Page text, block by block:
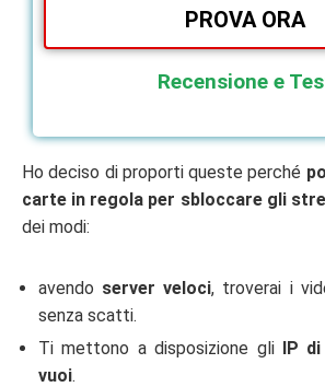
PROVA ORA
Recensione e
Ho deciso di proporti queste perché
carte in regola per sbloccare gli
dei modi:
avendo server veloci, troverai i
senza scatti.
Ti mettono a disposizione gli IP
vuoi.